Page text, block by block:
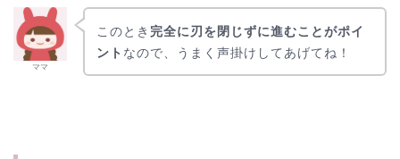
ママ
このとき 完全に刃を閉じずに進むことがポイ
ント なので、うまく声掛けしてあげてね！